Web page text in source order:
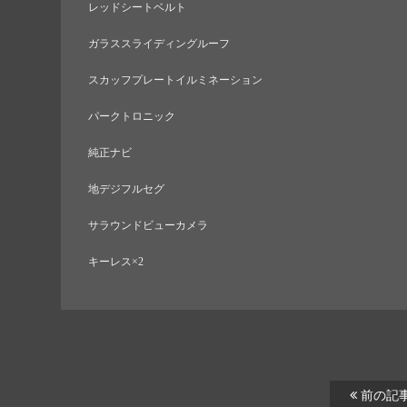
レッドシートベルト
ガラススライディングルーフ
スカッフプレートイルミネーション
パークトロニック
純正ナビ
地デジフルセグ
サラウンドビューカメラ
キーレス×2
前の記